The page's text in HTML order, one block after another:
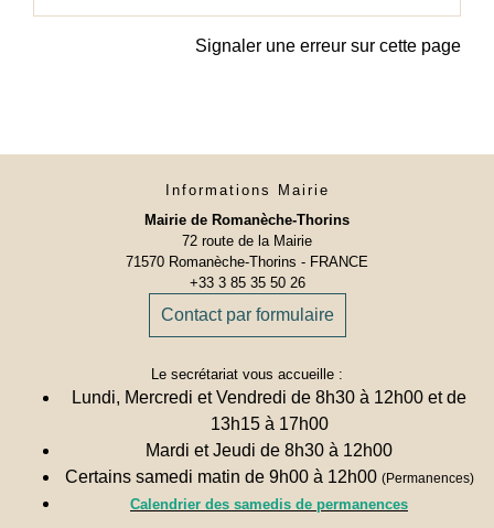
Signaler une erreur sur cette page
Informations Mairie
Mairie de Romanèche-Thorins
72 route de la Mairie
71570 Romanèche-Thorins - FRANCE
+33 3 85 35 50 26
Contact par formulaire
Le secrétariat vous accueille :
Lundi, Mercredi et Vendredi de 8h30 à 12h00 et de
13h15 à 17h00
Mardi et Jeudi de 8h30 à 12h00
Certains samedi matin de 9h00 à 12h00 (Permanences)
Calendrier des samedis de permanences